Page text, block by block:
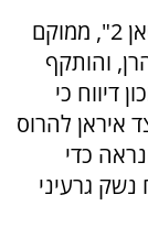
לפי הדו"ח, האתר, המוכר גם בשם "לוויסאן 2", ממוקם
והותקף
ביוני. המכון דיווח כי
איראן להרוס
כדי
גרעיני